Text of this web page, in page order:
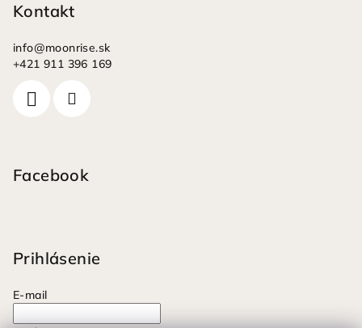
Kontakt
info@moonrise.sk
+421 911 396 169
Facebook
Prihlásenie
E-mail